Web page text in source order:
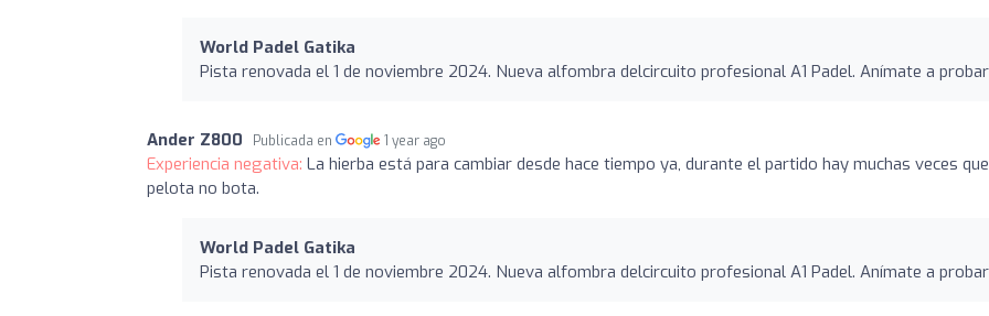
World Padel Gatika
Pista renovada el 1 de noviembre 2024. Nueva alfombra delcircuito profesional A1 Padel. Anímate a
Ander Z800 Publicada en 1 year ago
Experiencia negativa: La hierba está para cambiar desde hace tiempo ya, durante el partido hay muchas veces
pelota no bota.
World Padel Gatika
Pista renovada el 1 de noviembre 2024. Nueva alfombra delcircuito profesional A1 Padel. Anímate a